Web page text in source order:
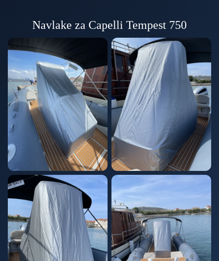
Navlake za Capelli Tempest 750